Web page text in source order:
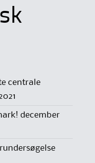
centrale
december